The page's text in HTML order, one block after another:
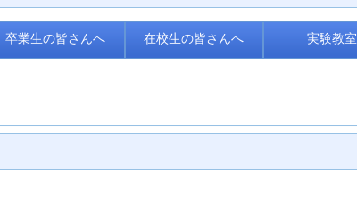
卒業生の皆さんへ 在校生の皆さんへ 実験教室